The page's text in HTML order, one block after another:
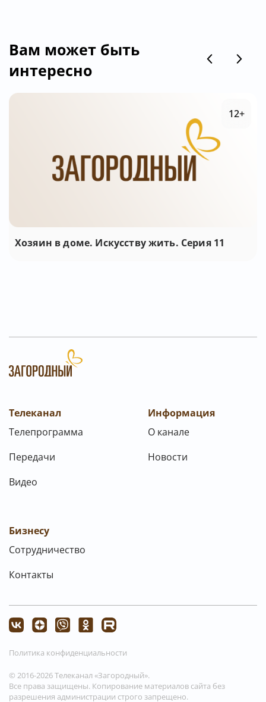
Вам может быть
интересно
Хозяин в доме. Искусству жить. Серия 11
12+
Телеканал
Телепрограмма
Передачи
Видео
Информация
О канале
Новости
Бизнесу
Сотрудничество
Контакты
© 2016-2026 Телеканал «Загородный».
Все права защищены. Копирование материалов сайта без
разрешения администрации строго запрещено.
Политика конфиденциальности